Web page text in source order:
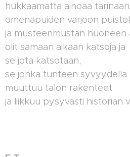
hukkaamatta ainoaa
omenapuiden varjoon
ja musteenmustan huoneen
olit samaan aikaan katsoja ja
se jota katsotaan,
se jonka tunteen syvyydellä
muuttuu talon rakenteet
ja liikkuu pysyvästi historian